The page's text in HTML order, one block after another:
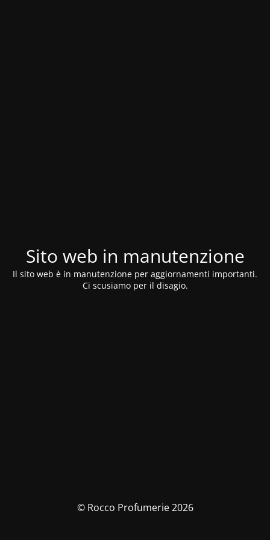
Sito web in manutenzione
Il sito web è in manutenzione per aggiornamenti importanti.
Ci scusiamo per il disagio.
© Rocco Profumerie 2026